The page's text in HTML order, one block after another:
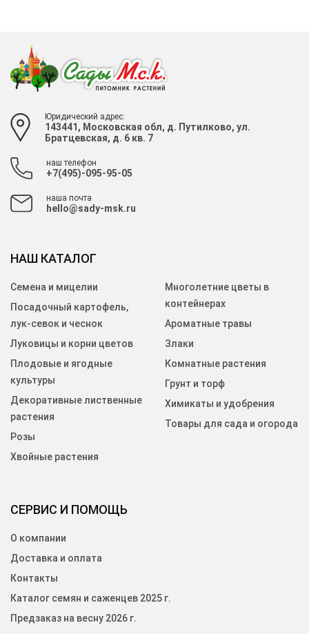
Юридический адрес:
143441, Московская обл, д. Путилково, ул.
Братцевская, д. 6 кв. 7
наш телефон
+7(495)-095-95-05
наша почта
hello@sady-msk.ru
СЕРВИС И ПОМОЩЬ
О компании
Доставка и оплата
Контакты
Каталог семян и саженцев 2025 г.
Предзаказ на весну 2026 г.
НАШ КАТАЛОГ
Семена и мицелии
Посадочный картофель,
лук-севок и чеснок
Луковицы и корни цветов
Плодовые и ягодные
культуры
Декоративные лиственные
растения
Розы
Хвойные растения
Многолетние цветы в
контейнерах
Ароматные травы
Злаки
Комнатные растения
Грунт и торф
Химикаты и удобрения
Товары для сада и огорода